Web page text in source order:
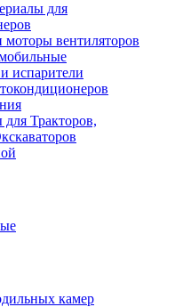
для
вентиляторов
испарители
Тракторов,
камер